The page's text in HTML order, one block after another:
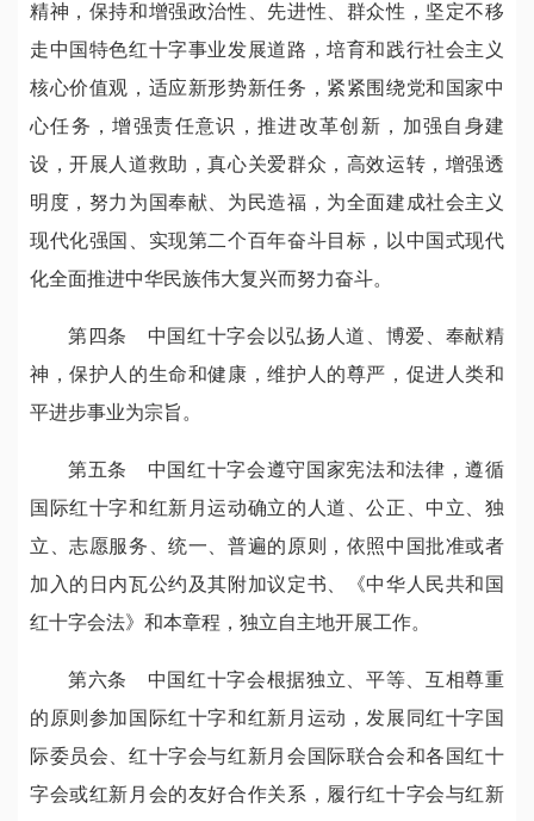
精神，保持和增强政治性、先进性、群众性，坚定不移
走中国特色红十字事业发展道路，培育和践行社会主义
核心价值观，适应新形势新任务，紧紧围绕党和国家中
心任务，增强责任意识，推进改革创新，加强自身建
设，开展人道救助，真心关爱群众，高效运转，增强透
明度，努力为国奉献、为民造福，为全面建成社会主义
现代化强国、实现第二个百年奋斗目标，以中国式现代
化全面推进中华民族伟大复兴而努力奋斗。
第四条 中国红十字会以弘扬人道、博爱、奉献精
神，保护人的生命和健康，维护人的尊严，促进人类和
平进步事业为宗旨。
第五条 中国红十字会遵守国家宪法和法律，遵循
国际红十字和红新月运动确立的人道、公正、中立、独
立、志愿服务、统一、普遍的原则，依照中国批准或者
加入的日内瓦公约及其附加议定书、《中华人民共和国
红十字会法》和本章程，独立自主地开展工作。
第六条 中国红十字会根据独立、平等、互相尊重
的原则参加国际红十字和红新月运动，发展同红十字国
际委员会、红十字会与红新月会国际联合会和各国红十
字会或红新月会的友好合作关系，履行红十字会与红新